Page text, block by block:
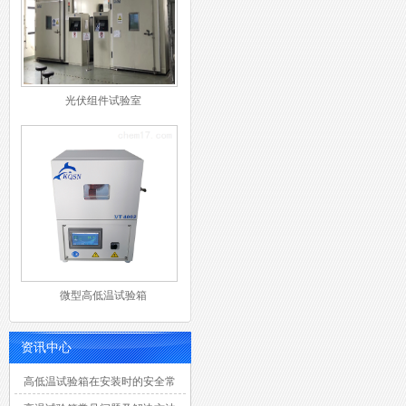
光伏组件试验室
微型高低温试验箱
资讯中心
高低温试验箱在安装时的安全常